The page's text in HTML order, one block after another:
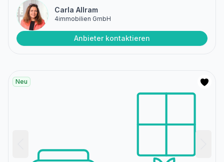
Carla Allram
4immobilien GmbH
Anbieter kontaktieren
Neu